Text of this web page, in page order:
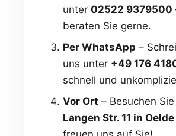
unter 02522 9379500
beraten Sie gerne.
Per WhatsApp –
uns unter +49 176
schnell und
Vor Ort – Besuchen
Langen Str. 11 in Oelde